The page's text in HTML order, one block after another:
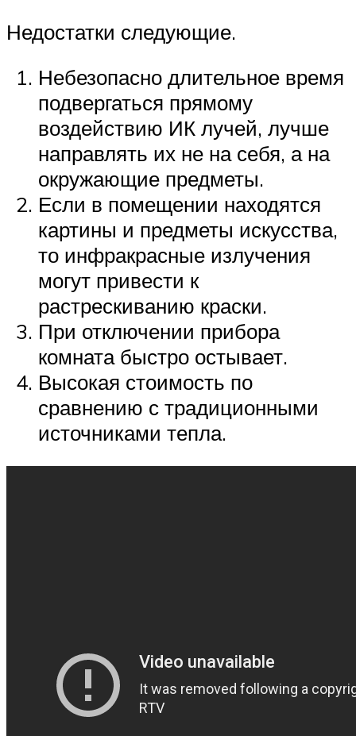
Недостатки следующие.
Небезопасно длительное время
подвергаться прямому
воздействию ИК лучей, лучше
направлять их не на себя, а на
окружающие предметы.
Если в помещении находятся
картины и предметы искусства,
то инфракрасные излучения
могут привести к
растрескиванию краски.
При отключении прибора
комната быстро остывает.
Высокая стоимость по
сравнению с традиционными
источниками тепла.